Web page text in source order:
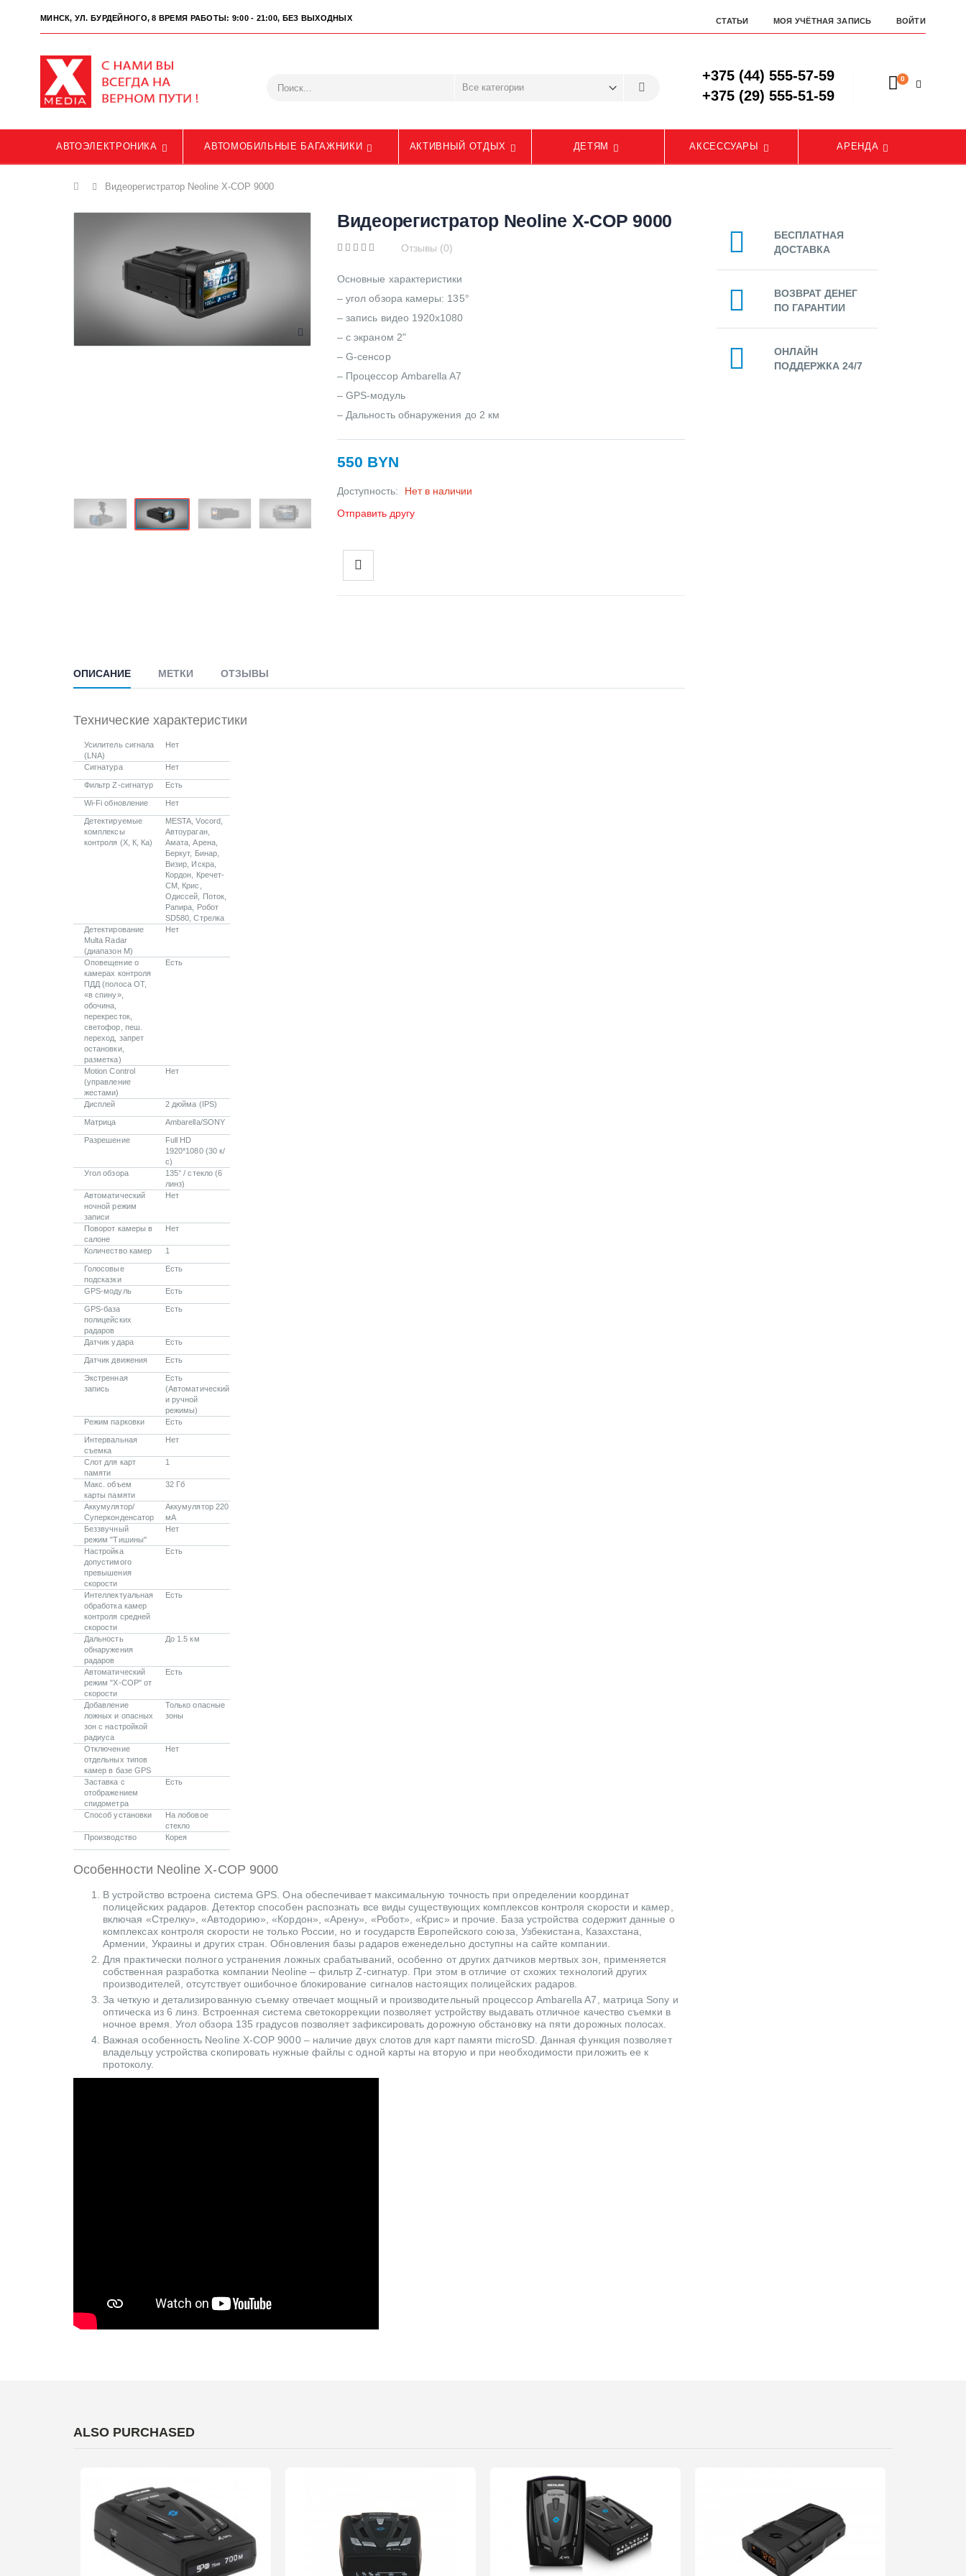
МИНСК, УЛ. БУРДЕЙНОГО, 8 ВРЕМЯ РАБОТЫ: 9:00 - 21:00, БЕЗ ВЫХОДНЫХ СТАТЬИ МОЯ УЧЁТНАЯ ЗАПИСЬ ВОЙТИ
+375 (44) 555-57-59
+375 (29) 555-51-59
0
АВТОЭЛЕКТРОНИКА АВТОМОБИЛЬНЫЕ БАГАЖНИКИ АКТИВНЫЙ ОТДЫХ ДЕТЯМ АКСЕССУАРЫ АРЕНДА
Главная
Видеорегистратор Neoline X-COP 9000
Видеорегистратор Neoline X-COP 9000
Отзывы (0)
Основные характеристики
– угол обзора камеры: 135°
– запись видео 1920x1080
– с экраном 2"
– G-сенсор
– Процессор Ambarella A7
– GPS-модуль
– Дальность обнаружения до 2 км
550 BYN
Доступность:
Нет в наличии
Отправить другу
ОПИСАНИЕ МЕТКИ ОТЗЫВЫ
Технические характеристики
Усилитель сигнала
(LNA)
Нет
Сигнатура Нет
Фильтр Z-сигнатур Есть
Wi-Fi обновление Нет
Детектируемые
комплексы
контроля (Х, К, Ка)
MESTA, Vocord,
Автоураган,
Амата, Арена,
Беркут, Бинар,
Визир, Искра,
Кордон, Кречет-
СМ, Крис,
Одиссей, Поток,
Рапира, Робот
SD580, Стрелка
Детектирование
Multa Radar
(диапазон М)
Нет
Оповещение о
камерах контроля
ПДД (полоса ОТ,
«в спину»,
обочина,
перекресток,
светофор, пеш.
переход, запрет
остановки,
разметка)
Есть
Motion Control
(управление
жестами)
Нет
Дисплей 2 дюйма (IPS)
Матрица Ambarella/SONY
Разрешение
Full HD
1920*1080 (30 к/
с)
Угол обзора
135° / стекло (6
линз)
Автоматический
ночной режим
записи
Нет
Поворот камеры в
салоне
Нет
Количество камер 1
Голосовые
подсказки
Есть
GPS-модуль Есть
GPS-база
полицейских
радаров
Есть
Датчик удара Есть
Датчик движения Есть
Экстренная
запись
Есть
(Автоматический
и ручной
режимы)
Режим парковки
Есть
Интервальная
съемка
Нет
Слот для карт
памяти
1
Макс. объем
карты памяти
32 Гб
Аккумулятор/
Суперконденсатор
Аккумулятор 220
мА
Беззвучный
режим "Тишины"
Нет
Настройка
допустимого
превышения
скорости
Есть
Интеллектуальная
обработка камер
контроля средней
скорости
Есть
Дальность
обнаружения
радаров
До 1.5 км
Автоматический
режим "Х-СОР" от
скорости
Есть
Добавление
ложных и опасных
зон с настройкой
радиуса
Только опасные
зоны
Отключение
отдельных типов
камер в базе GPS
Нет
Заставка с
отображением
спидометра
Есть
Способ установки
На лобовое
стекло
Производство
Корея
Особенности Neoline X-COP 9000
В устройство встроена система GPS. Она обеспечивает максимальную точность при определении координат
полицейских радаров. Детектор способен распознать все виды существующих комплексов контроля скорости и камер,
включая «Стрелку», «Автодорию», «Кордон», «Арену», «Робот», «Крис» и прочие. База устройства содержит данные о
комплексах контроля скорости не только России, но и государств Европейского союза, Узбекистана, Казахстана,
Армении, Украины и других стран. Обновления базы радаров еженедельно доступны на сайте компании.
Для практически полного устранения ложных срабатываний, особенно от других датчиков мертвых зон, применяется
собственная разработка компании Neoline – фильтр Z-сигнатур. При этом в отличие от схожих технологий других
производителей, отсутствует ошибочное блокирование сигналов настоящих полицейских радаров.
За четкую и детализированную съемку отвечает мощный и производительный процессор Ambarella A7, матрица Sony и
оптическа из 6 линз. Встроенная система светокоррекции позволяет устройству выдавать отличное качество съемки в
ночное время. Угол обзора 135 градусов позволяет зафиксировать дорожную обстановку на пяти дорожных полосах.
Важная особенность Neoline X-COP 9000 – наличие двух слотов для карт памяти microSD. Данная функция позволяет
владельцу устройства скопировать нужные файлы с одной карты на вторую и при необходимости приложить ее к
протоколу.
БЕСПЛАТНАЯ
ДОСТАВКА
ВОЗВРАТ ДЕНЕГ
ПО ГАРАНТИИ
ОНЛАЙН
ПОДДЕРЖКА 24/7
ALSO PURCHASED